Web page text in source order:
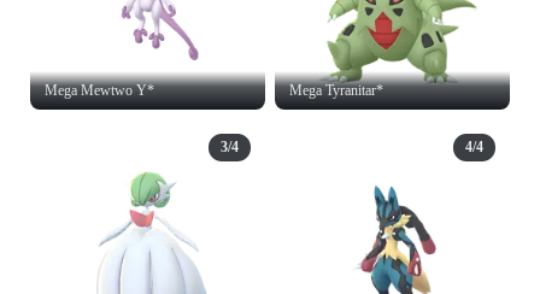
Mega Mewtwo Y* Mega Tyranitar*
3/4 4/4